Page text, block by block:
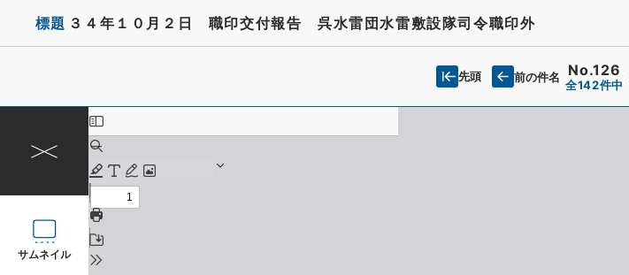
標題 ３４年１０月２日 職印交付報告 呉水雷団水雷敷設隊司令職印外
先頭 前の件名 No.126
全142件中
サムネイル